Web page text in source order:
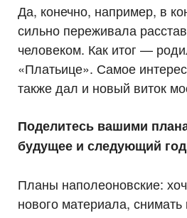
Да, конечно, например, в
сильно переживала
человеком. Как итог —
«Платьице». Самое
также дал и новый виток
Поделитесь вашими
будущее и следующий
Планы наполеоновские:
нового материала,